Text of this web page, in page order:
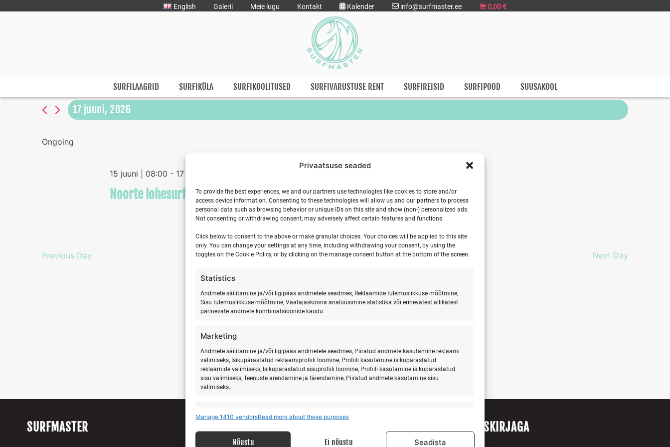
Privaatsuse seaded
To provide the best experiences, we and our partners use technologies like cookies to store and/or
access device information. Consenting to these technologies will allow us and our partners to process
personal data such as browsing behavior or unique IDs on this site and show (non-) personalized ads.
Not consenting or withdrawing consent, may adversely affect certain features and functions.
Click below to consent to the above or make granular choices. Your choices will be applied to this site
only. You can change your settings at any time, including withdrawing your consent, by using the
toggles on the Cookie Policy, or by clicking on the manage consent button at the bottom of the screen.
Statistics
Andmete säilitamine ja/või ligipääs andmetele seadmes, Reklaamide tulemuslikkuse mõõtmine,
Sisu tulemuslikkuse mõõtmine, Vaatajaskonna analüüsimine statistika või erinevatest allikatest
pärinevate andmete kombinatsioonide kaudu.
Marketing
Andmete säilitamine ja/või ligipääs andmetele seadmes, Piiratud andmete kasutamine reklaami
valimiseks, Isikupärastatud reklaamiprofiili loomine, Profiili kasutamine isikupärastatud
reklaamide valimiseks, Isikupärastatud sisuprofiili loomine, Profiili kasutamine isikupärastatud
sisu valimiseks, Teenuste arendamine ja täiendamine, Piiratud andmete kasutamine sisu
valimiseks.
seostamine, Seadmete tuvastamine automaatselt edastatud andmete põhjal.
Manage 1410 vendorsRead more about these purposes
Nõustu Ei nõustu Seadista
English Galerii Meie lugu Kontakt Kalender info@surfmaster.ee 0,00 €
SURFILAAGRID SURFIKÜLA SURFIKOOLITUSED SURFIVARUSTUSE RENT SURFIREISID SURFIPOOD SUUSAKOOL
17 juuni, 2026
Ongoing
15 juuni | 08:00 - 17 juuni | 17:00
Noorte lohesurfilaager Hiiumaal 2026. Ranna Surfikülas.
Previous Day Next Day
SURFMASTER MEIST LIITU UUDISKIRJAGA